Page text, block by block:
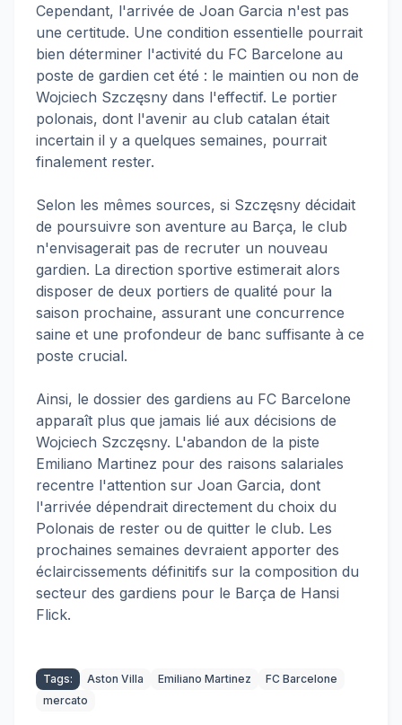
Cependant, l'arrivée de Joan Garcia n'est pas
une certitude. Une condition essentielle pourrait
bien déterminer l'activité du FC Barcelone au
poste de gardien cet été : le maintien ou non de
Wojciech Szczęsny dans l'effectif. Le portier
polonais, dont l'avenir au club catalan était
incertain il y a quelques semaines, pourrait
finalement rester.
Selon les mêmes sources, si Szczęsny décidait
de poursuivre son aventure au Barça, le club
n'envisagerait pas de recruter un nouveau
gardien. La direction sportive estimerait alors
disposer de deux portiers de qualité pour la
saison prochaine, assurant une concurrence
saine et une profondeur de banc suffisante à ce
poste crucial.
Ainsi, le dossier des gardiens au FC Barcelone
apparaît plus que jamais lié aux décisions de
Wojciech Szczęsny. L'abandon de la piste
Emiliano Martinez pour des raisons salariales
recentre l'attention sur Joan Garcia, dont
l'arrivée dépendrait directement du choix du
Polonais de rester ou de quitter le club. Les
prochaines semaines devraient apporter des
éclaircissements définitifs sur la composition du
secteur des gardiens pour le Barça de Hansi
Flick.
Tags: Aston Villa Emiliano Martinez
FC Barcelone
mercato